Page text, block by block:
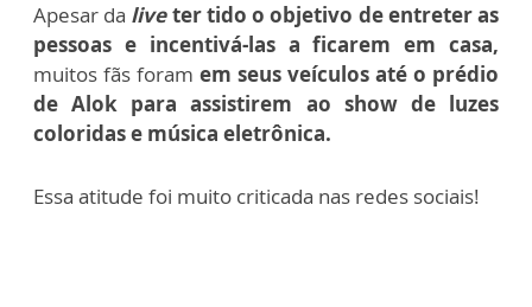
Apesar da liveter tido o objetivo de entreter as
pessoas e incentivá-las a ficarem em casa,
muitos fãs foram em seus veículos até o prédio
de Alok para assistirem ao show de luzes
coloridas e música eletrônica.
Essa atitude foi muito criticada nas redes sociais!